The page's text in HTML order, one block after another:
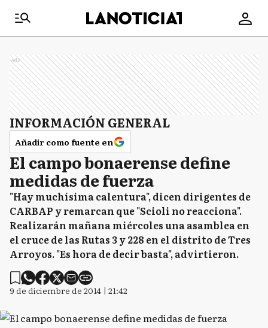
Ads
INFORMACIÓN GENERAL
Añadir como fuente en
El campo bonaerense define
medidas de fuerza
"Hay muchísima calentura", dicen dirigentes de
CARBAP y remarcan que "Scioli no reacciona".
Realizarán mañana miércoles una asamblea en
el cruce de las Rutas 3 y 228 en el distrito de Tres
Arroyos. "Es hora de decir basta", advirtieron.
9 de diciembre de 2014 | 21:42